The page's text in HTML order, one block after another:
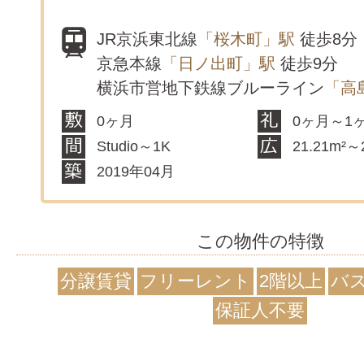
JR京浜東北線 「桜木町」駅 徒歩8分
京急本線 「日ノ出町」駅 徒歩9分
横浜市営地下鉄線ブルーライン 「
0ヶ月
0ヶ月～1
Studio～1K
21.21m²
2019年04月
この物件の特徴
分譲賃貸 フリーレント 2階以上 バ
保証人不要